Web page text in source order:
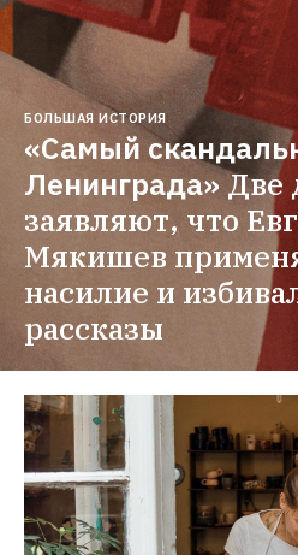
БОЛЬШАЯ ИСТОРИЯ
«Самый
Ленинграда»Две
заявляют, что
Мякишев
насилие и
рассказы